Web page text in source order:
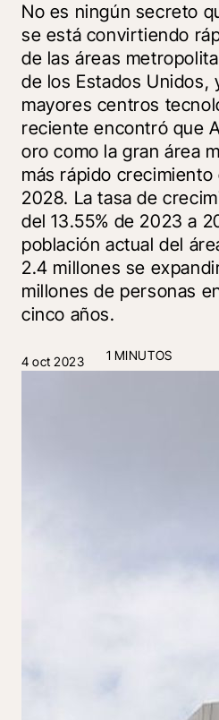
No es ningún secreto
se está convirtiendo
de las áreas
de los Estados Unidos,
mayores centros
reciente encontró que
oro como la gran área
más rápido crecimiento
2028. La tasa de
del 13.55% de 2023 a
población actual del
2.4 millones se
millones de personas
cinco años.
4 oct 2023 1 MINUTOS